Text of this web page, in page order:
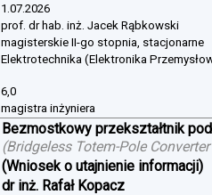
1.07.2026
prof. dr hab. inż. Jacek Rąbkowski
magisterskie II-go stopnia, stacjonarne
Elektrotechnika (Elektronika
6,0
magistra inżyniera
Bezmostkowy przekształtnik
(Bridgeless Totem-Pole
(Wniosek o utajnienie informacji)
dr inż. Rafał Kopacz